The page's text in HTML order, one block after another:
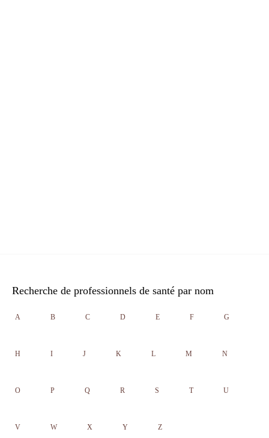
Recherche de professionnels de santé par nom
A B C D E F G
H I J K L M N
O P Q R S T U
V W X Y Z